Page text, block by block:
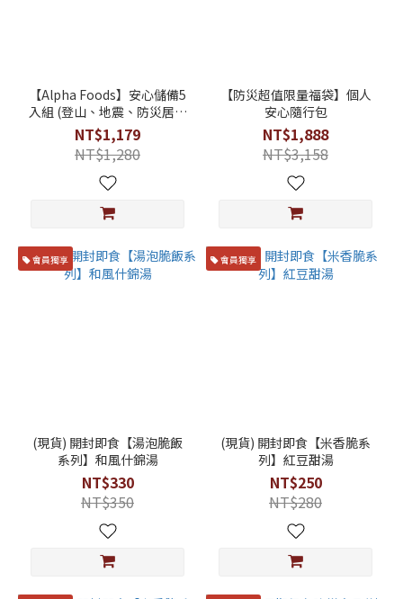
【Alpha Foods】安心儲備5
入組 (登山、地震、防災居家
必備)
NT$1,179
NT$1,280
【防災超值限量福袋】個人
安心隨行包
NT$1,888
NT$3,158
會員獨享
(現貨) 開封即食【湯泡脆飯
系列】和風什錦湯
NT$330
NT$350
會員獨享
(現貨) 開封即食【米香脆系
列】紅豆甜湯
NT$250
NT$280